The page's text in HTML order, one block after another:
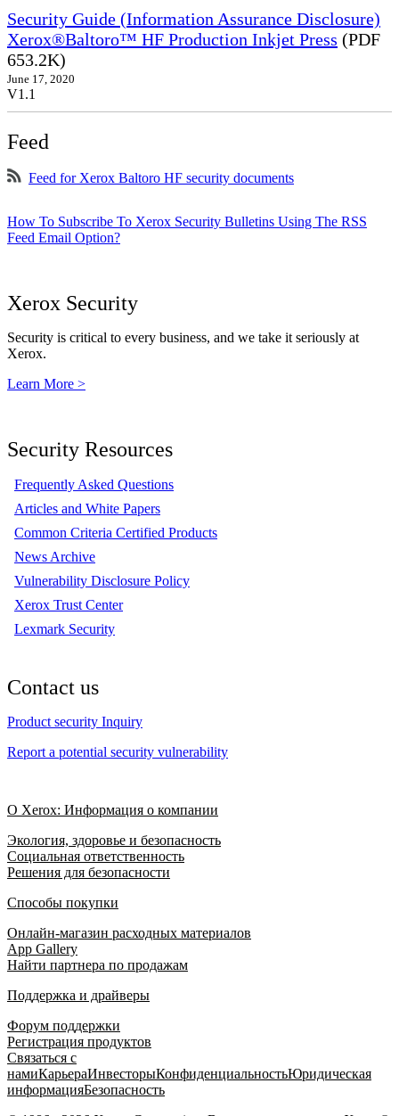
Security Guide (Information Assurance Disclosure)
Xerox®Baltoro™ HF Production Inkjet Press (PDF
653.2K)
June 17, 2020
V1.1
Feed
Feed for Xerox Baltoro HF security documents
How To Subscribe To Xerox Security Bulletins Using The RSS
Feed Email Option?
Xerox Security
Security is critical to every business, and we take it seriously at
Xerox.
Learn More >
Security Resources
Frequently Asked Questions
Articles and White Papers
Common Criteria Certified Products
News Archive
Vulnerability Disclosure Policy
Xerox Trust Center
Lexmark Security
Contact us
Product security Inquiry
Report a potential security vulnerability
О Xerox: Информация о компании
Экология, здоровье и безопасность
Социальная ответственность
Решения для безопасности
Способы покупки
Онлайн-магазин расходных материалов
App Gallery
Найти партнера по продажам
Поддержка и драйверы
Форум поддержки
Регистрация продуктов
Связаться с
намиКарьераИнвесторыКонфиденциальностьЮридическая
информацияБезопасность